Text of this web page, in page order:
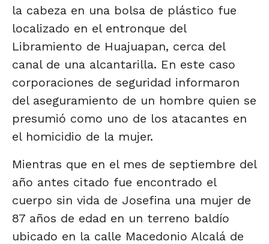
la cabeza en una bolsa de plástico fue
localizado en el entronque del
Libramiento de Huajuapan, cerca del
canal de una alcantarilla. En este caso
corporaciones de seguridad informaron
del aseguramiento de un hombre quien se
presumió como uno de los atacantes en
el homicidio de la mujer.
Mientras que en el mes de septiembre del
año antes citado fue encontrado el
cuerpo sin vida de Josefina una mujer de
87 años de edad en un terreno baldío
ubicado en la calle Macedonio Alcalá de